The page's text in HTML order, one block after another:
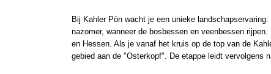
Bij Kahler Pön wacht je een unieke
nazomer, wanneer de bosbessen en veenbessen
en Hessen. Als je vanaf het kruis op de top van de
gebied aan de "Osterkopf". De etappe leidt vervolgens